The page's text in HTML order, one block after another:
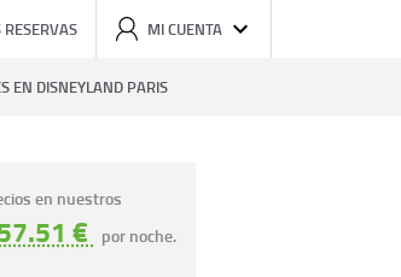
RESERVAS MI CUENTA
EN DISNEYLAND PARIS
en nuestros
€ por noche.